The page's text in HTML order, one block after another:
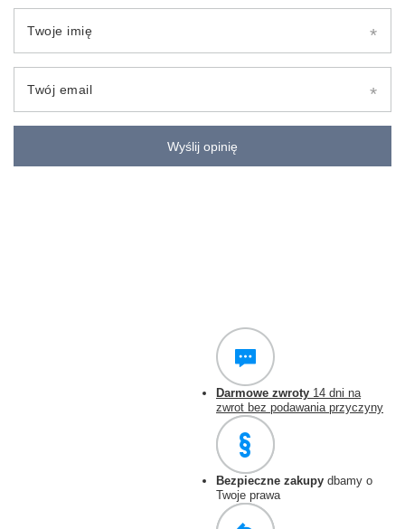
Twoje imię
Twój email
Wyślij opinię
Darmowe zwroty 14 dni na
zwrot bez podawania przyczyny
Bezpieczne zakupy dbamy o
Twoje prawa